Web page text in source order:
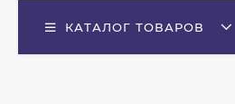
КАТАЛОГ ТОВАРОВ